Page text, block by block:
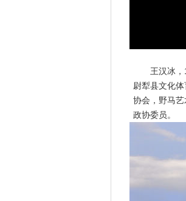
王汉冰，
尉犁县文化
协会，野马
政协委员。